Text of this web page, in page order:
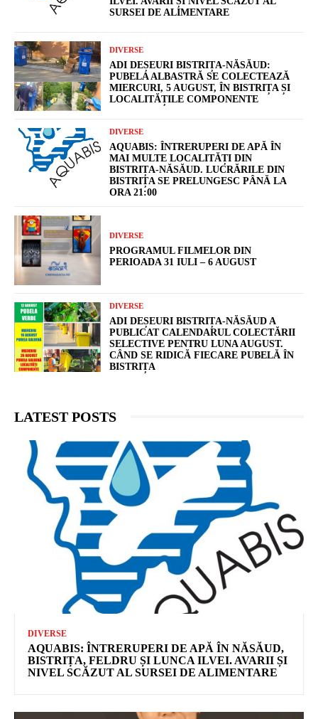
SURSEI DE ALIMENTARE
DIVERSE
ADI DEȘEURI BISTRIȚA-NĂSĂUD:
PUBELA ALBASTRĂ SE COLECTEAZĂ
MIERCURI, 5 AUGUST, ÎN BISTRIȚA ȘI
LOCALITĂȚILE COMPONENTE
DIVERSE
AQUABIS: ÎNTRERUPERI DE APĂ ÎN
MAI MULTE LOCALITĂȚI DIN
BISTRIȚA-NĂSĂUD. LUCRĂRILE DIN
BISTRIȚA SE PRELUNGESC PÂNĂ LA
ORA 21:00
DIVERSE
PROGRAMUL FILMELOR DIN
PERIOADA 31 IULI – 6 AUGUST
DIVERSE
ADI DEȘEURI BISTRIȚA-NĂSĂUD A
PUBLICAT CALENDARUL COLECTĂRII
SELECTIVE PENTRU LUNA AUGUST.
CÂND SE RIDICĂ FIECARE PUBELĂ ÎN
BISTRIȚA
LATEST POSTS
DIVERSE
AQUABIS: ÎNTRERUPERI DE APĂ ÎN NĂSĂUD,
BISTRIȚA, FELDRU ȘI LUNCA ILVEI. AVARII ȘI
NIVEL SCĂZUT AL SURSEI DE ALIMENTARE